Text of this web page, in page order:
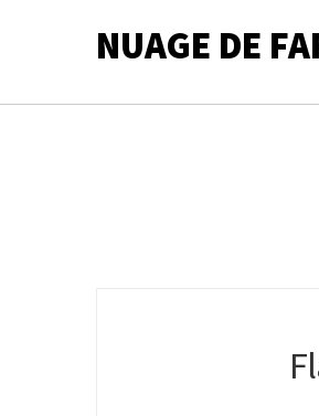
NUAGE DE